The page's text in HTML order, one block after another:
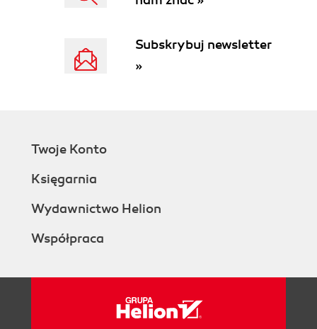
5.3.1. Eksport do formatu .pdf (180)
5.3.2. Eksport do formatu .swf (184)
6.1. Okno programu (201)
6.3. Projekty (212)
6.4. Zadanie do samodzielnego wykonania (216)
Rozdział 7. Math - edytor równań (217)
7.4. Zadanie do samodzielnego wykonania (227)
Subskrybuj newsletter
»
Twoje Konto
Księgarnia
Wydawnictwo Helion
Współpraca